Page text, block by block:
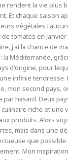
rendent la vie plus
Et chaque saison
végétales :
tomates en Janvier
j'ai la chance de
la Méditerranée,
d'origine, pour
infinie tendresse.
mon second pays,
par hasard. Deux
riche et une
produits. Alors
mais dans une
que possible
Mon